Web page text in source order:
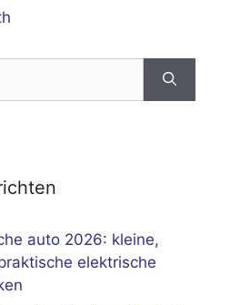
auto 2026: kleine,
elektrische